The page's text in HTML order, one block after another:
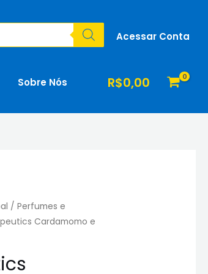
Acessar Conta
Sobre Nós R$0,00
/Perfumes e
Cardamomo e